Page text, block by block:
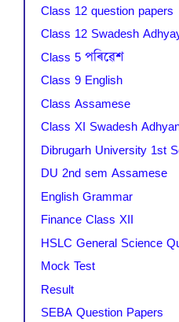
Class 12 question papers
Class 12 Swadesh
Class 5 পৰিৱেশ
Class 9 English
Class Assamese
Class XI Swadesh
Dibrugarh University 1st
DU 2nd sem Assamese
English Grammar
Finance Class XII
HSLC General Science
Mock Test
Result
SEBA Question Papers